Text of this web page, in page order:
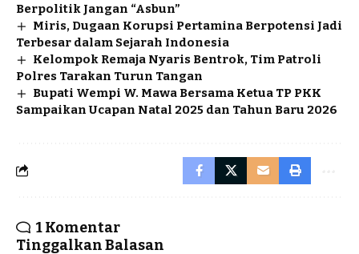
Berpolitik Jangan “Asbun”
Miris, Dugaan Korupsi Pertamina Berpotensi Jadi
Terbesar dalam Sejarah Indonesia
Kelompok Remaja Nyaris Bentrok, Tim Patroli
Polres Tarakan Turun Tangan
Bupati Wempi W. Mawa Bersama Ketua TP PKK
Sampaikan Ucapan Natal 2025 dan Tahun Baru 2026
1 Komentar
Tinggalkan Balasan